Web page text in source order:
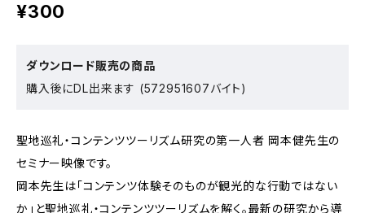
¥300
ダウンロード販売の商品
購入後にDL出来ます (572951607バイト)
聖地巡礼・コンテンツツーリズム研究の第一人者 岡本健先生の
セミナー映像です。
岡本先生は「コンテンツ体験そのものが観光的な行動ではない
か」と聖地巡礼・コンテンツツーリズムを解く。最新の研究から導